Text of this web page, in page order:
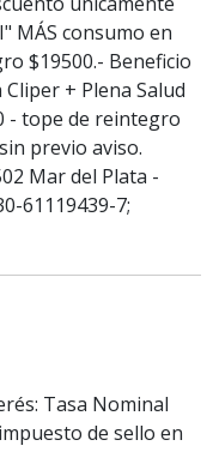
MÁS consumo en
$19500.- Beneficio
+ Plena Salud
- tope de reintegro
previo aviso.
Mar del Plata -
61119439-7;
Tasa Nominal
de sello en